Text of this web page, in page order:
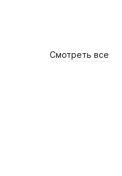
Смотреть все